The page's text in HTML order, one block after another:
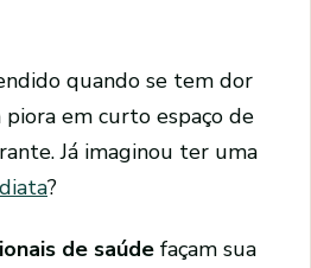
quando se tem dor
em curto espaço de
Já imaginou ter uma
?
de saúde façam sua